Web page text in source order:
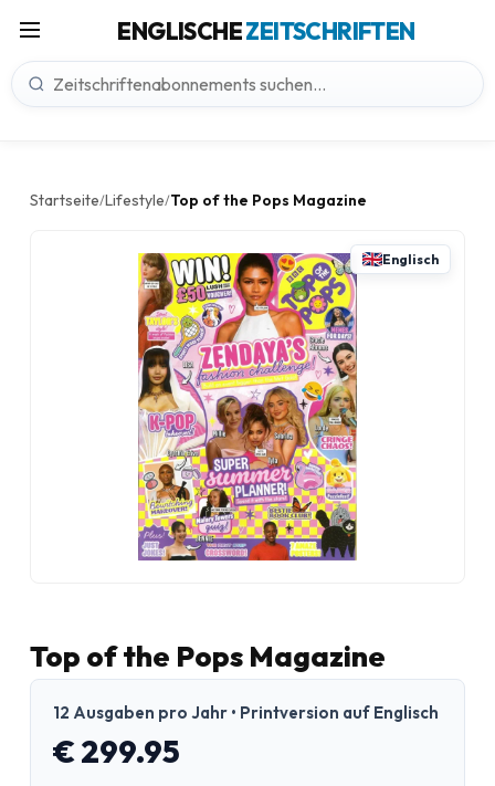
ENGLISCHEZEITSCHRIFTEN
Startseite/Lifestyle/Top of the Pops Magazine
Englisch
Top of the Pops Magazine
12 Ausgaben pro Jahr • Printversion auf Englisch
€ 299.95